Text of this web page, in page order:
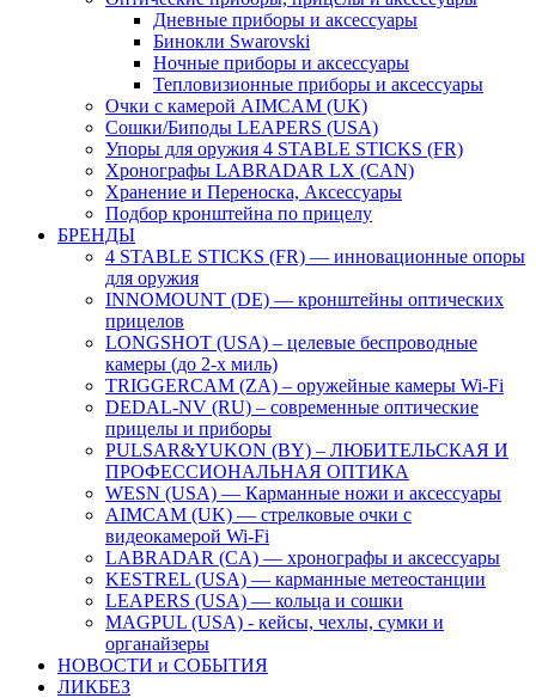
Дневные приборы и аксессуары
Бинокли Swarovski
Ночные приборы и аксессуары
Тепловизионные приборы и аксессуары
Очки с камерой AIMCAM (UK)
Сошки/Биподы LEAPERS (USA)
Упоры для оружия 4 STABLE STICKS (FR)
Хронографы LABRADAR LX (CAN)
Хранение и Переноска, Аксессуары
Подбор кронштейна по прицелу
БРЕНДЫ
4 STABLE STICKS (FR) — инновационные опоры
для оружия
INNOMOUNT (DE) — кронштейны оптических
прицелов
LONGSHOT (USA) – целевые беспроводные
камеры (до 2-х миль)
TRIGGERCAM (ZA) – оружейные камеры Wi-Fi
DEDAL-NV (RU) – современные оптические
прицелы и приборы
PULSAR&YUKON (BY) – ЛЮБИТЕЛЬСКАЯ И
ПРОФЕССИОНАЛЬНАЯ ОПТИКА
WESN (USA) — Карманные ножи и аксессуары
AIMCAM (UK) — стрелковые очки с
видеокамерой Wi-Fi
LABRADAR (CA) — хронографы и аксессуары
KESTREL (USA) — карманные метеостанции
LEAPERS (USA) — кольца и сошки
MAGPUL (USA) - кейсы, чехлы, сумки и
органайзеры
НОВОСТИ и СОБЫТИЯ
ЛИКБЕЗ